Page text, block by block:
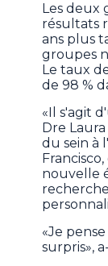
Les deux
résultats
ans plus
groupes
Le taux
de 98 %
«Il s'agit
Dre
du sein à
nouvelle
«Je
surpris»,